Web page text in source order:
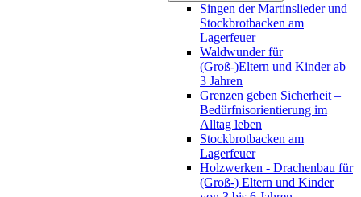
Singen der Martinslieder und
Stockbrotbacken am
Lagerfeuer
Waldwunder für
(Groß-)Eltern und Kinder ab
3 Jahren
Grenzen geben Sicherheit –
Bedürfnisorientierung im
Alltag leben
Stockbrotbacken am
Lagerfeuer
Holzwerken - Drachenbau für
(Groß-) Eltern und Kinder